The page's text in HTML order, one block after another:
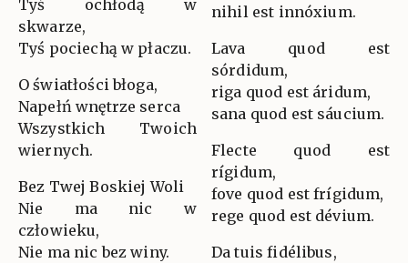
Tyś ochłodą w
skwarze,
Tyś pociechą w płaczu.
O światłości błoga,
Napełń wnętrze serca
Wszystkich Twoich
wiernych.
Bez Twej Boskiej Woli
Nie ma nic w
człowieku,
Nie ma nic bez winy.
nihil est innóxium.
Lava quod est
sórdidum,
riga quod est áridum,
sana quod est sáucium.
Flecte quod est
rígidum,
fove quod est frígidum,
rege quod est dévium.
Da tuis fidélibus,